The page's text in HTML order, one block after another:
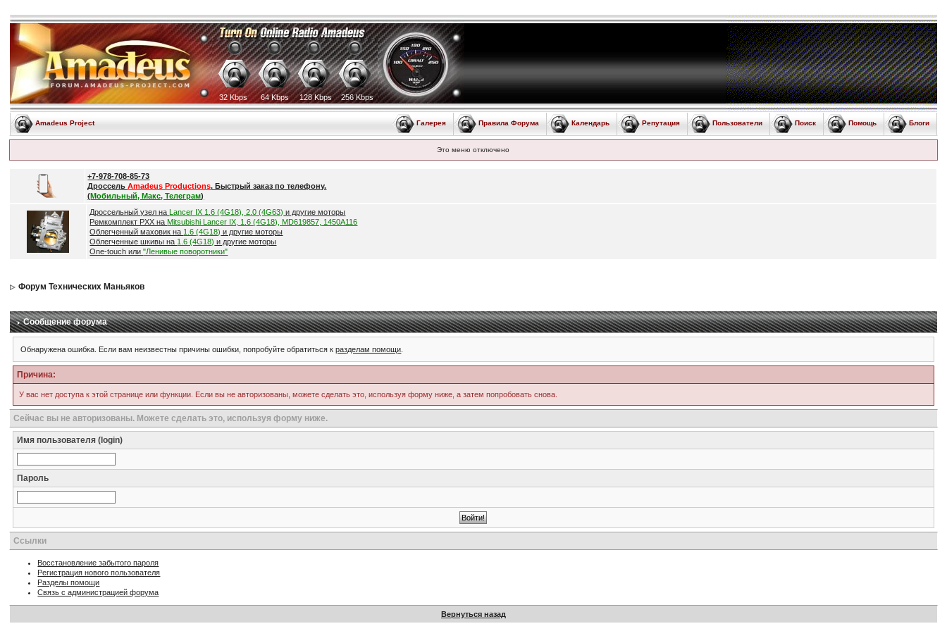
32 Kbps 64 Kbps 128 Kbps 256 Kbps
Amadeus Project Блоги
Помощь
Поиск
Пользователи
Репутация
Календарь
Правила Форума
Галерея
Это меню отключено
+7-978-708-85-73
ДроссельAmadeus Productions. Быстрый заказ по телефону.
(Мобильный, Макс, Телеграм)
Дроссельный узел на Lancer IX 1.6 (4G18), 2.0 (4G63) и другие моторы
Ремкомплект РХХ на Mitsubishi Lancer IX, 1.6 (4G18), MD619857, 1450A116
Облегченный маховик на 1.6 (4G18) и другие моторы
Облегченные шкивы на 1.6 (4G18) и другие моторы
One-touch или"Ленивые поворотники"
Форум Технических Маньяков
Сообщение форума
Обнаружена ошибка. Если вам неизвестны причины ошибки, попробуйте обратиться кразделам помощи
Причина:
У вас нет доступа к этой странице или функции. Если вы не авторизованы, можете сделать это, используя форму ниже, а затем попробовать снова.
Сейчас вы не авторизованы. Можете сделать это, используя форму ниже.
Имя пользователя (login)
Пароль
Ссылки
Восстановление забытого пароля
Регистрация нового пользователя
Разделы помощи
Связь с администрацией форума
Вернуться назад